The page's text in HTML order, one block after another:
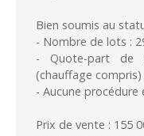
Bien soumis au
- Nombre de lots :
- Quote-part de
(chauffage
- Aucune procédure
Prix de vente : 155